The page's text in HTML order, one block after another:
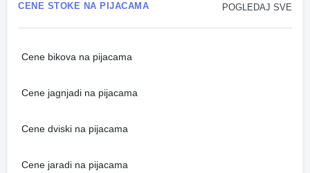
POGLEDAJ SVE
CENE STOKE NA PIJACAMA
Cene bikova na pijacama
Cene jagnjadi na pijacama
Cene dviski na pijacama
Cene jaradi na pijacama